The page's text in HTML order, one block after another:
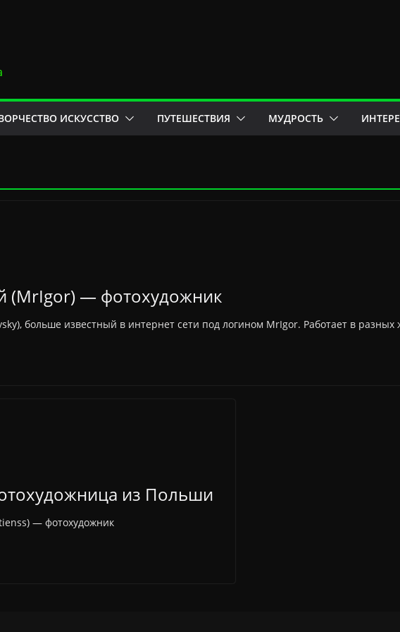
ИСКУССТВО ПУТЕШЕСТВИЯ МУДРОСТЬ
(MrIgor) — фотохудожник
больше известный в интернет сети под логином MrIgor. Работает в
из Польши
— фотохудожник